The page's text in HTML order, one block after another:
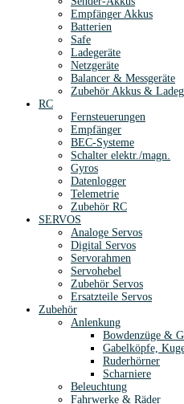
Empfänger Akkus
Batterien
Safe
Ladegeräte
Netzgeräte
Balancer & Messgeräte
Zubehör Akkus &
RC
Fernsteuerungen
Empfänger
BEC-Systeme
Schalter elektr./magn.
Gyros
Datenlogger
Telemetrie
Zubehör RC
SERVOS
Analoge Servos
Digital Servos
Servorahmen
Servohebel
Zubehör Servos
Ersatzteile Servos
Zubehör
Anlenkung
Bowdenzüge &
Gabelköpfe,
Ruderhörner
Scharniere
Beleuchtung
Fahrwerke & Räder